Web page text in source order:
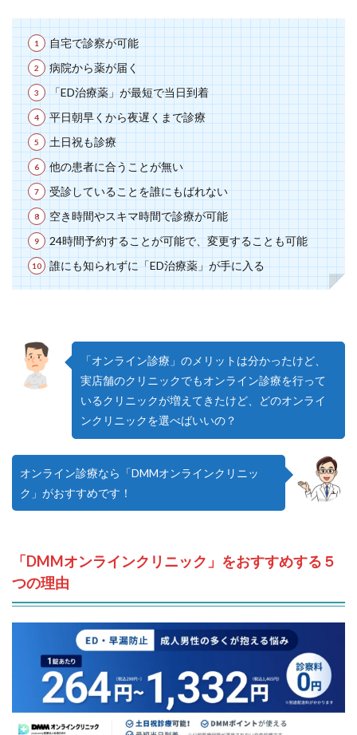
自宅で診察が可能
病院から薬が届く
「ED治療薬」が最短で当日到着
平日朝早くから夜遅くまで診療
土日祝も診療
他の患者に合うことが無い
受診していることを誰にもばれない
空き時間やスキマ時間で診療が可能
24時間予約することが可能で、変更することも可能
誰にも知られずに「ED治療薬」が手に入る
「オンライン診療」のメリットは分かったけど、
実店舗のクリニックでもオンライン診療を行って
いるクリニックが増えてきたけど、どのオンライ
ンクリニックを選べばいいの？
オンライン診療なら「DMMオンラインクリニッ
ク」がおすすめです！
「DMMオンラインクリニック」をおすすめする５
つの理由